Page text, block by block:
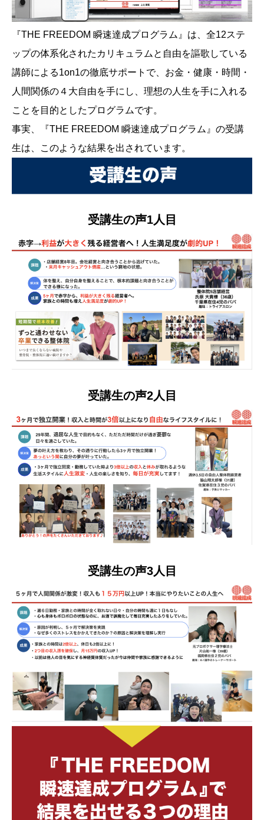
『THE FREEDOM 瞬速達成プログラム』は、全12ステ
ップの体系化されたカリキュラムと自由を謳歌している
講師による1on1の徹底サポートで、お金・健康・時間・
人間関係の４大自由を手にし、理想の人生を手に入れる
ことを目的としたプログラムです。
事実、『THE FREEDOM 瞬速達成プログラム』の受講
生は、このような結果を出されています。
受講生の声1人目
受講生の声2人目
受講生の声3人目